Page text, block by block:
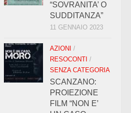
“SOVRANITA’ O
SUDDITANZA”
11 GENNAIO 2023
AZIONI /
RESOCONTI /
SENZA CATEGORIA
SCANZANO:
PROIEZIONE
FILM “NON E’